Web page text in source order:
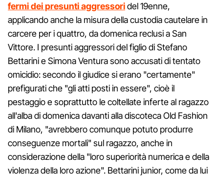
fermi dei presunti aggressoridel 19enne,
applicando anche la misura della custodia cautelare in
carcere per i quattro, da domenica reclusi a San
Vittore. I presunti aggressori del figlio di Stefano
Bettarini e Simona Ventura sono accusati di tentato
omicidio: secondo il giudice si erano "certamente"
prefigurati che "gli atti posti in essere", cioè il
pestaggio e soprattutto le coltellate inferte al ragazzo
all'alba di domenica davanti alla discoteca Old Fashion
di Milano, "avrebbero comunque potuto produrre
conseguenze mortali" sul ragazzo, anche in
considerazione della "loro superiorità numerica e della
violenza della loro azione". Bettarini junior, come da lui